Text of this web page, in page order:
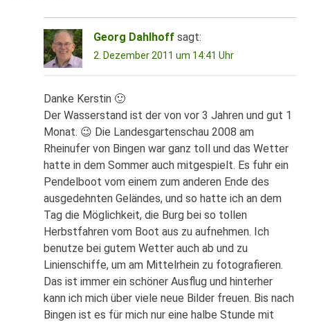
Georg Dahlhoff sagt:
2. Dezember 2011 um 14:41 Uhr
Danke Kerstin 🙂
Der Wasserstand ist der von vor 3 Jahren und gut 1
Monat. 😉 Die Landesgartenschau 2008 am
Rheinufer von Bingen war ganz toll und das Wetter
hatte in dem Sommer auch mitgespielt. Es fuhr ein
Pendelboot vom einem zum anderen Ende des
ausgedehnten Geländes, und so hatte ich an dem
Tag die Möglichkeit, die Burg bei so tollen
Herbstfahren vom Boot aus zu aufnehmen. Ich
benutze bei gutem Wetter auch ab und zu
Linienschiffe, um am Mittelrhein zu fotografieren.
Das ist immer ein schöner Ausflug und hinterher
kann ich mich über viele neue Bilder freuen. Bis nach
Bingen ist es für mich nur eine halbe Stunde mit